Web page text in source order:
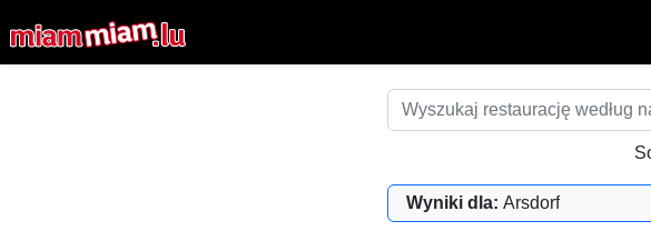
Wyniki dla: Arsdorf